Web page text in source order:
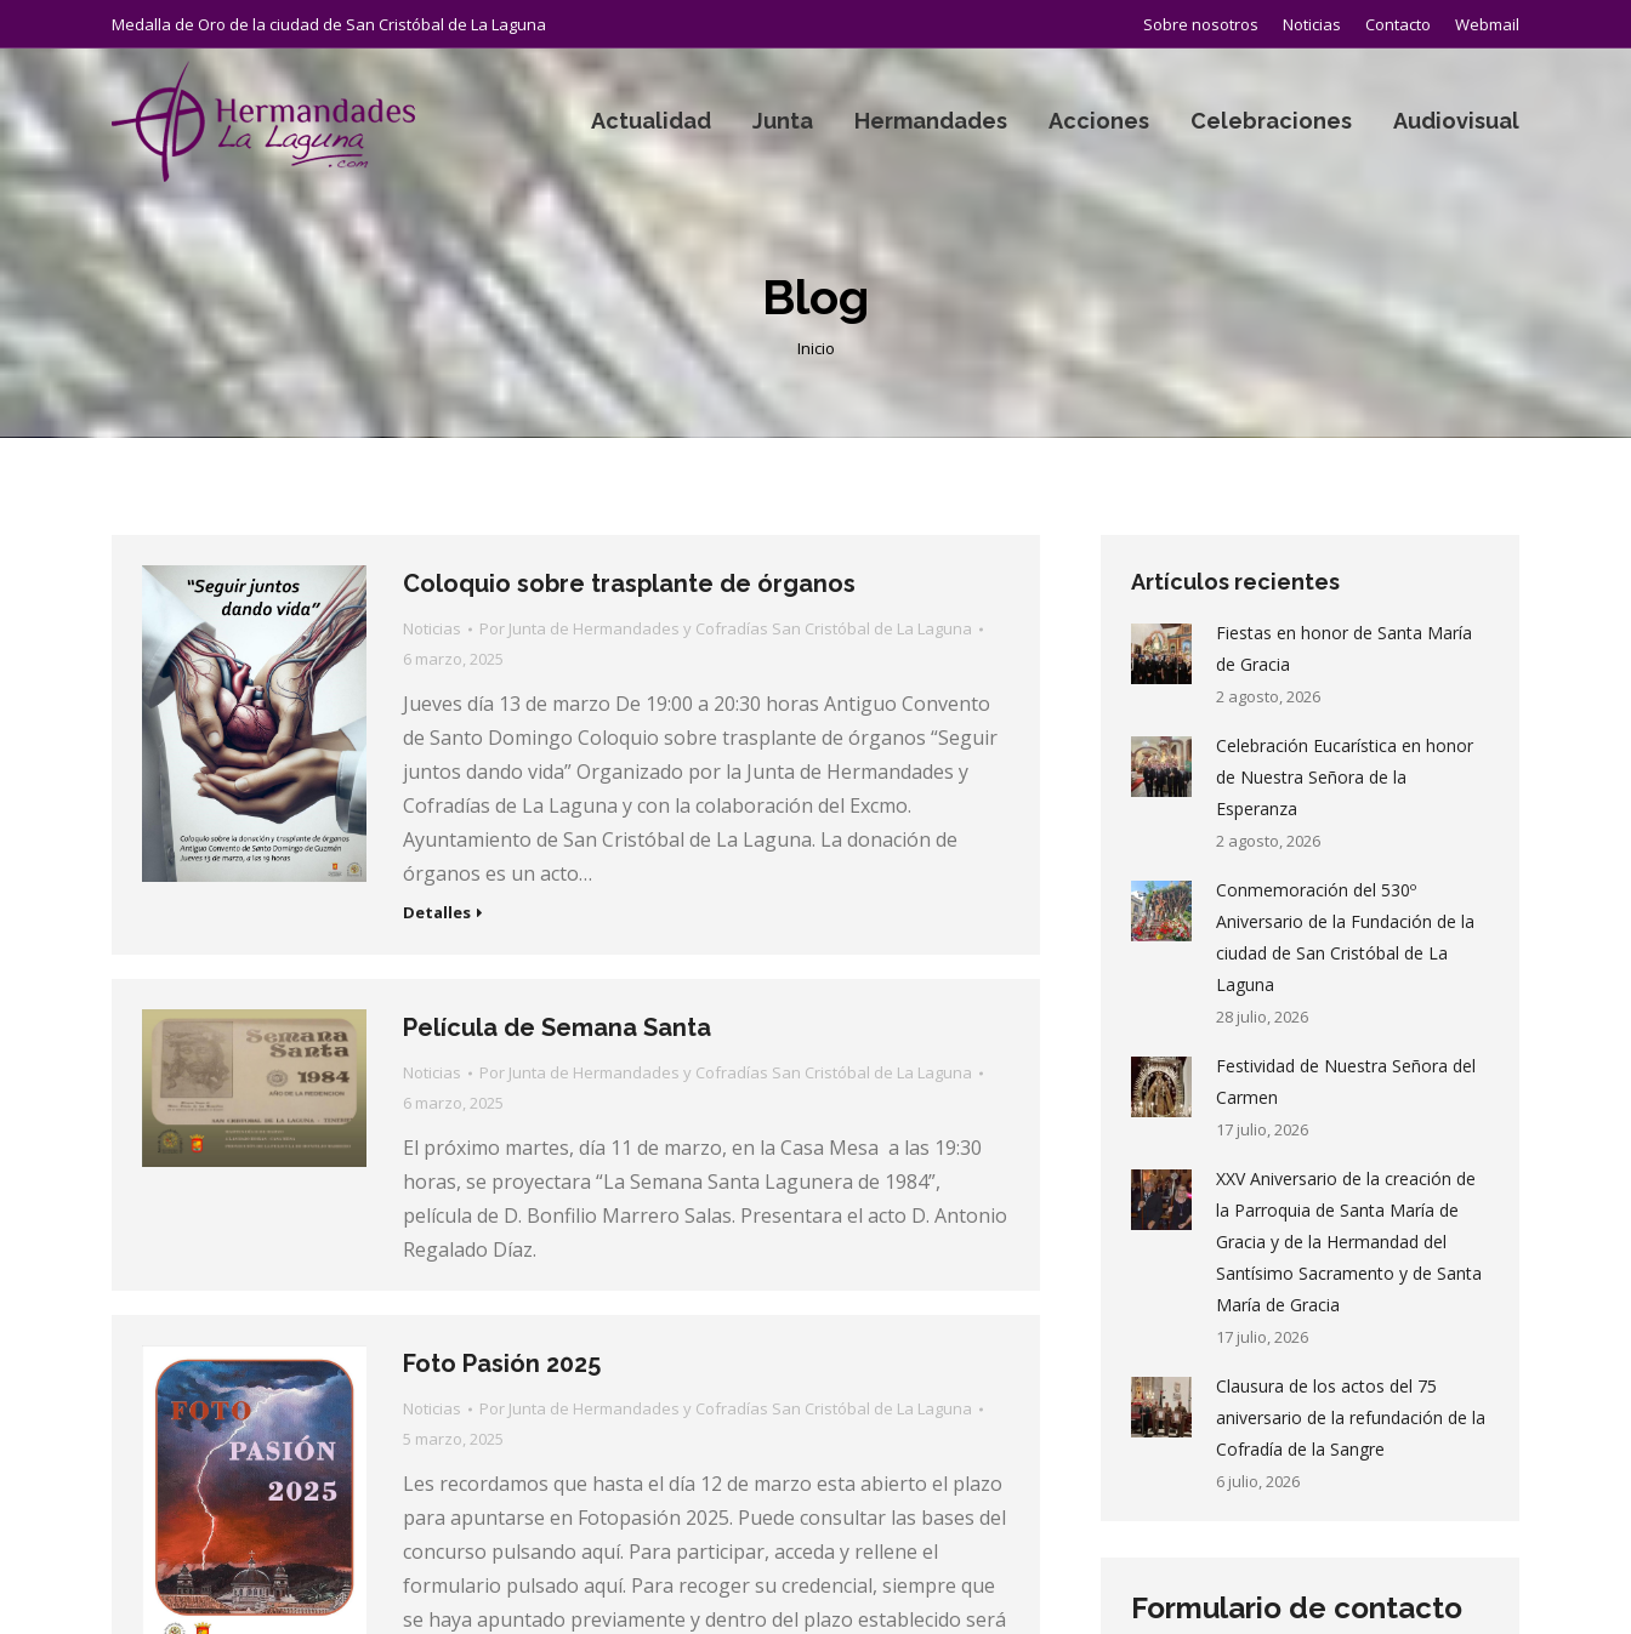
Medalla de Oro de la ciudad de San Cristóbal de La Laguna Sobre nosotros Noticias Contacto Webmail
Actualidad Junta Hermandades Acciones Celebraciones Audiovisual
Blog
Estás aquí:
Inicio
Coloquio sobre trasplante de órganos
Noticias Por Junta de Hermandades y Cofradías San Cristóbal de La Laguna
6 marzo, 2025
Jueves día 13 de marzo De 19:00 a 20:30 horas Antiguo Convento
de Santo Domingo Coloquio sobre trasplante de órganos “Seguir
juntos dando vida” Organizado por la Junta de Hermandades y
Cofradías de La Laguna y con la colaboración del Excmo.
Ayuntamiento de San Cristóbal de La Laguna. La donación de
órganos es un acto…
Detalles
Película de Semana Santa
Noticias Por Junta de Hermandades y Cofradías San Cristóbal de La Laguna
6 marzo, 2025
El próximo martes, día 11 de marzo, en la Casa Mesa a las 19:30
horas, se proyectara “La Semana Santa Lagunera de 1984”,
película de D. Bonfilio Marrero Salas. Presentara el acto D. Antonio
Regalado Díaz.
Foto Pasión 2025
Noticias Por Junta de Hermandades y Cofradías San Cristóbal de La Laguna
5 marzo, 2025
Les recordamos que hasta el día 12 de marzo esta abierto el plazo
para apuntarse en Fotopasión 2025. Puede consultar las bases del
concurso pulsando aquí. Para participar, acceda y rellene el
formulario pulsado aquí. Para recoger su credencial, siempre que
se haya apuntado previamente y dentro del plazo establecido será
Artículos recientes
Fiestas en honor de Santa María
de Gracia
2 agosto, 2026
Celebración Eucarística en honor
de Nuestra Señora de la
Esperanza
2 agosto, 2026
Conmemoración del 530º
Aniversario de la Fundación de la
ciudad de San Cristóbal de La
Laguna
28 julio, 2026
Festividad de Nuestra Señora del
Carmen
17 julio, 2026
XXV Aniversario de la creación de
la Parroquia de Santa María de
Gracia y de la Hermandad del
Santísimo Sacramento y de Santa
María de Gracia
17 julio, 2026
Clausura de los actos del 75
aniversario de la refundación de la
Cofradía de la Sangre
6 julio, 2026
Formulario de contacto